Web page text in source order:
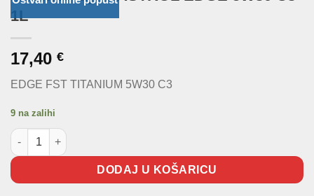
1L
17,40 €
EDGE FST TITANIUM 5W30 C3
9 na zalihi
Motorno ulje CASTROL EDGE 5W30 C3 1L količina
DODAJ U KOŠARICU